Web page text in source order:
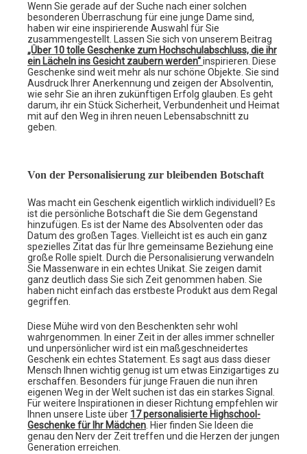
Wenn Sie gerade auf der Suche nach einer solchen
besonderen Überraschung für eine junge Dame sind,
haben wir eine inspirierende Auswahl für Sie
zusammengestellt. Lassen Sie sich von unserem Beitrag
„Über 10 tolle Geschenke zum Hochschulabschluss, die ihr
ein Lächeln ins Gesicht zaubern werden“inspirieren. Diese
Geschenke sind weit mehr als nur schöne Objekte. Sie sind
Ausdruck Ihrer Anerkennung und zeigen der Absolventin,
wie sehr Sie an ihren zukünftigen Erfolg glauben. Es geht
darum, ihr ein Stück Sicherheit, Verbundenheit und Heimat
mit auf den Weg in ihren neuen Lebensabschnitt zu
geben.
Von der Personalisierung zur bleibenden Botschaft
Was macht ein Geschenk eigentlich wirklich individuell? Es
ist die persönliche Botschaft die Sie dem Gegenstand
hinzufügen. Es ist der Name des Absolventen oder das
Datum des großen Tages. Vielleicht ist es auch ein ganz
spezielles Zitat das für Ihre gemeinsame Beziehung eine
große Rolle spielt. Durch die Personalisierung verwandeln
Sie Massenware in ein echtes Unikat. Sie zeigen damit
ganz deutlich dass Sie sich Zeit genommen haben. Sie
haben nicht einfach das erstbeste Produkt aus dem Regal
gegriffen.
Diese Mühe wird von den Beschenkten sehr wohl
wahrgenommen. In einer Zeit in der alles immer schneller
und unpersönlicher wird ist ein maßgeschneidertes
Geschenk ein echtes Statement. Es sagt aus dass dieser
Mensch Ihnen wichtig genug ist um etwas Einzigartiges zu
erschaffen. Besonders für junge Frauen die nun ihren
eigenen Weg in der Welt suchen ist das ein starkes Signal.
Für weitere Inspirationen in dieser Richtung empfehlen wir
Ihnen unsere Liste über 17 personalisierte Highschool-
Geschenkefür Ihr Mädchen . Hier finden Sie Ideen die
genau den Nerv der Zeit treffen und die Herzen der jungen
Generation erreichen.